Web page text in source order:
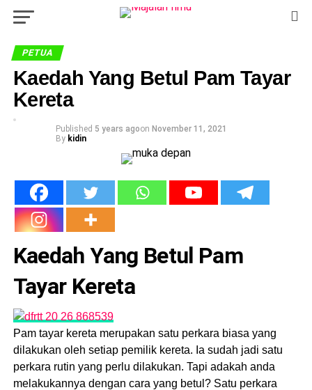
PETUA
Kaedah Yang Betul Pam Tayar
Kereta
Published 5 years agoon November 11, 2021
By kidin
Kaedah Yang Betul Pam
Tayar Kereta
Pam tayar kereta merupakan satu perkara biasa yang
dilakukan oleh setiap pemilik kereta. Ia sudah jadi satu
perkara rutin yang perlu dilakukan. Tapi adakah anda
melakukannya dengan cara yang betul? Satu perkara